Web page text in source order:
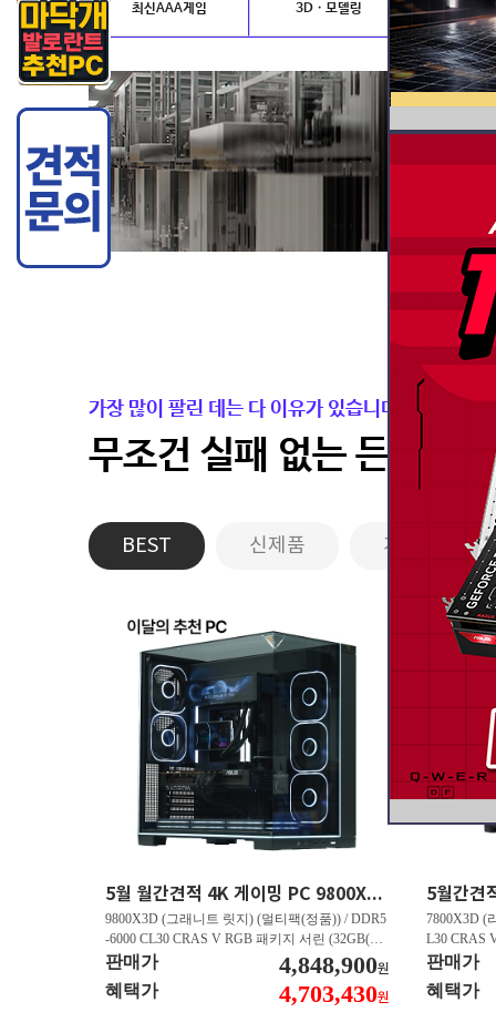
최신AAA게임 3D · 모델링 NVIDIA
가장 많이 팔린 데는 다 이유가 있습니다.
무조건 실패 없는 든든한
BEST 신제품 게이밍PC
5월 월간견적 4K 게이밍 PC 9800X3D RTX 5070 Ti GY508
9800X3D (그래니트 릿지) (멀티팩(정품)) / DDR5
-6000 CL30 CRAS V RGB 패키지 서린 (32GB(16
Gx2)) / B850M AORUS ELITE WIFI6E 피씨디렉
트 / 지포스 RTX 5070 Ti GAMING OC D7 16GB
피씨디렉트 / EXCERIA 히트싱크 M.2 NVMe (2T
판매가 4,848,900원
혜택가 4,703,430원
7800X3D (
L30 CRAS
B850M
스 RTX
A 히트싱크
판매가
혜택가